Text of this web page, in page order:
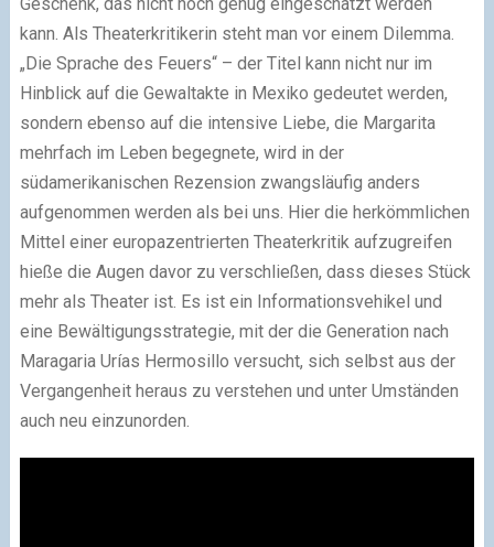
kann. Als Theaterkritikerin steht man vor einem Dilemma.
„Die Sprache des Feuers“ – der Titel kann nicht nur im
Hinblick auf die Gewaltakte in Mexiko gedeutet werden,
sondern ebenso auf die intensive Liebe, die Margarita
mehrfach im Leben begegnete, wird in der
südamerikanischen Rezension zwangsläufig anders
aufgenommen werden als bei uns. Hier die herkömmlichen
Mittel einer europazentrierten Theaterkritik aufzugreifen
hieße die Augen davor zu verschließen, dass dieses Stück
mehr als Theater ist. Es ist ein Informationsvehikel und
eine Bewältigungsstrategie, mit der die Generation nach
Maragaria Urías Hermosillo versucht, sich selbst aus der
Vergangenheit heraus zu verstehen und unter Umständen
auch neu einzunorden.